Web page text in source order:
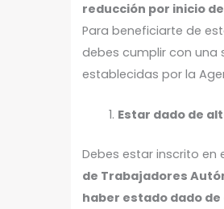
reducción por inicio
Para beneficiarte de
debes cumplir con una
establecidas por la
Estar dado de
Debes estar inscrito en
de Trabajadores
haber estado dado